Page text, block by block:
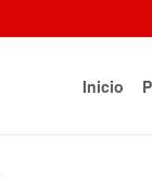
Inicio